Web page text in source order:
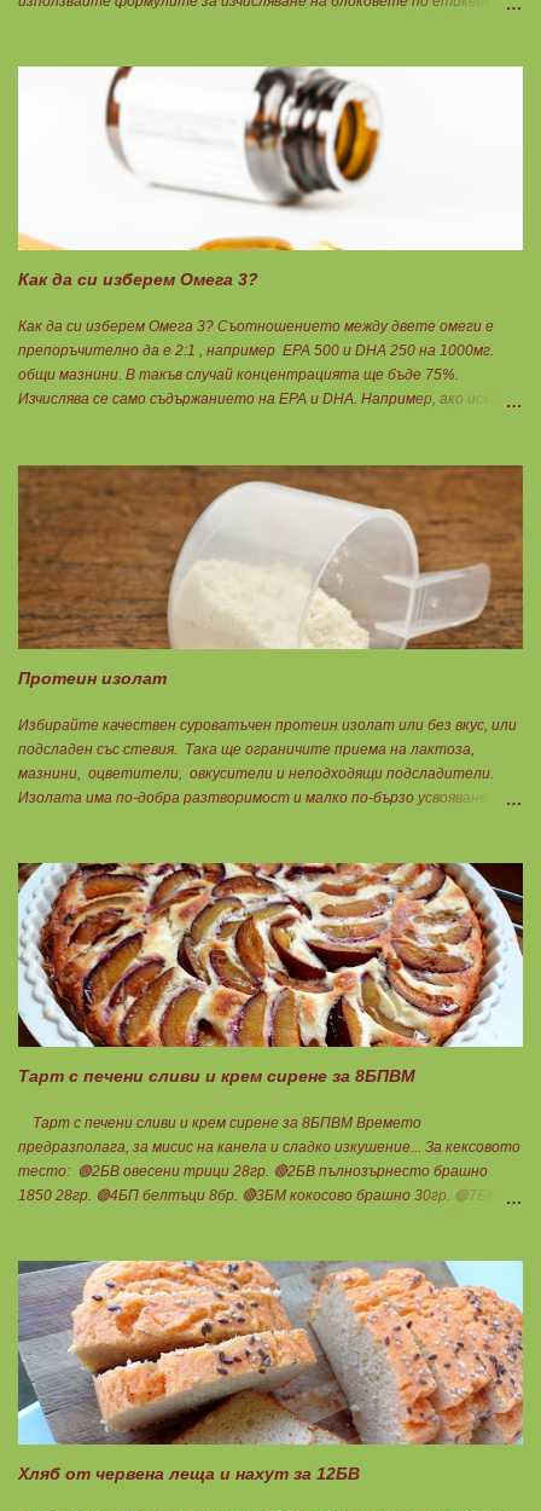
въглехидрати в 100 г = количеството въглехидрати за 1 блок.
Мазнини: 150 : количеството мазнини в 100 г продукт = мазнините за
Как да си изберем Омега 3?
Как да си изберем Омега 3? Съотношението между двете омеги е
препоръчително да е 2:1 , например ЕРА 500 и DHA 250 на 1000мг.
общи мазнини. В такъв случай концентрацията ще бъде 75%.
Изчислява се само съдържанието на EPA и DHA. Например, ако искате
по-малко от 60%, което гарантира, че ще приемете по-малко
количество излишни мазнини като други омеги 6 и 9, и разни
наситени мазнини. Трябва да търсите на етикета от какви риби е
маслото. От по-дребни видове преработка е по-щадяща.
Технологията на пречистване и концентрация на рибеното масло до
омега-3 мастни киселини е различна. Крайната форма е или етил-
естерна от молекулярното пречистване, или триглицеридна чрез
обратен процес на реестеризация. Винаги избирайте
форма. И накрая е важно ...
Протеин изолат
Избирайте качествен суроватъчен протеин изолат или без вкус, или
подсладен със стевия. Така ще ограничите приема на лактоза,
мазнини, оцветители, овкусители и неподходящи подсладители.
Изолата има по-добра разтворимост и малко по-бързо усвояване.
филтрация при качествените продукти отстранява млечната захар
и по този начин се избягват проблемите със алергии, задържане на
вода, подуване на стомаха, диария или друг тип дискомфорт.
Тарт с печени сливи и крем сирене за 8БПВМ
Тарт с печени сливи и крем сирене за 8БПВМ Времето
предразполага, за мисис на канела и сладко изкушение... За кексовото
тесто: 🟢2БВ овесени трици 28гр. 🔴2БВ пълнозърнесто брашно
1850 28гр. 🟢4БП белтъци 8бр. 🔴3БМ кокосово брашно 30гр. 🟢7БМ
добре и се оставя на страна да набъбне. За чийз крема: 🟢3БП
обезмаслено крем сирене Кауфланд 200гр. + 1 равна с.л скир 🟠1БП
яйце 1бр. Ванилия Не подслаждам! За отгоре: 🟢4БВ сини сливи
360гр. Канела Мазнините са удвоени за белтъците и крем сиренето!
В голяма силиконова форма за тарт, разпределих така: 🥧1- ви слой
от кексово тесто 🥧2- ри слой чийз крем 🥧3- ти слой нарязани сини
сливи Канелата поръсих след изпичане, за да не е много натрапчива и
в голямо количество. Сладкиша изпекох в загрята фурна на 180
Хляб от червена леща и нахут за 12БВ